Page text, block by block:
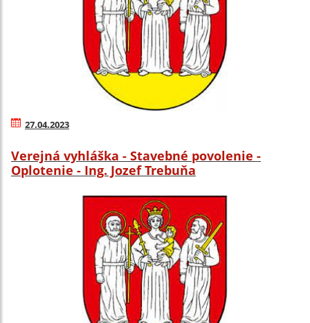
27.04.2023
Verejná vyhláška - Stavebné povolenie -
Oplotenie - Ing. Jozef Trebuňa